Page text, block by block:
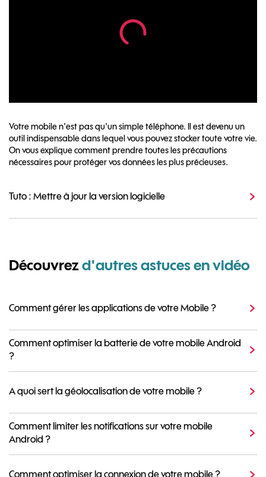
Votre mobile n'est pas qu'un simple téléphone. Il est devenu un
outil indispensable dans lequel vous pouvez stocker toute votre vie.
On vous explique comment prendre toutes les précautions
nécessaires pour protéger vos données les plus précieuses.
Tuto : Mettre à jour la version logicielle
Découvrezd'autres astuces en vidéo
Comment gérer les applications de votre Mobile ?
Comment optimiser la batterie de votre mobile Android
?
A quoi sert la géolocalisation de votre mobile ?
Comment limiter les notifications sur votre mobile
Android ?
Comment optimiser la connexion de votre mobile ?